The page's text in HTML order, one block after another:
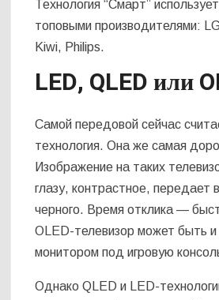
Технология “Смарт”
топовыми производителями:
Kiwi, Philips.
LED, QLED или
Самой передовой сейчас
технология. Она же самая
Изображение на таких
глазу, контрастное, передает
черного. Время отклика —
OLED-телевизор может быть
монитором под игровую
Однако QLED и LED-